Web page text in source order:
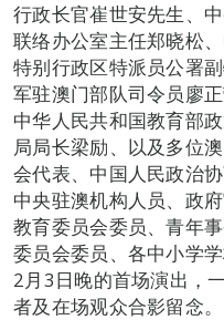
行政长官崔世安先生、
联络办公室主任郑晓松
特别行政区特派员公署
军驻澳门部队司令员廖
中华人民共和国教育部
局局长梁励、以及多位
会代表、中国人民政治
中央驻澳机构人员、政
教育委员会委员、青年
委员会委员、各中小学
2月3日晚的首场演出，
者及在场观众合影留念。